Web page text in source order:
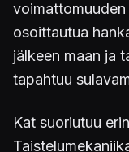
osoittautua
jälkeen maan ja
tapahtuu
Kat suoriutuu